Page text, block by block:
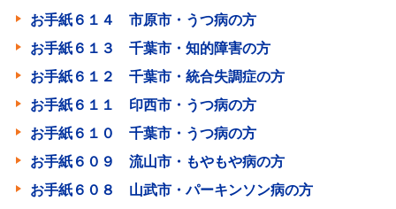
お手紙６１４ 市原市・うつ病の方
お手紙６１３ 千葉市・知的障害の方
お手紙６１２ 千葉市・統合失調症の方
お手紙６１１ 印西市・うつ病の方
お手紙６１０ 千葉市・うつ病の方
お手紙６０９ 流山市・もやもや病の方
お手紙６０８ 山武市・パーキンソン病の方